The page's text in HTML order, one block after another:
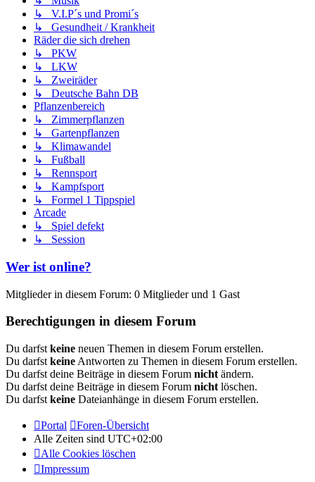
↳ V.I.P´s und Promi´s
↳ Gesundheit / Krankheit
Räder die sich drehen
↳ PKW
↳ LKW
↳ Zweiräder
↳ Deutsche Bahn DB
Pflanzenbereich
↳ Zimmerpflanzen
↳ Gartenpflanzen
↳ Klimawandel
↳ Fußball
↳ Rennsport
↳ Kampfsport
↳ Formel 1 Tippspiel
Arcade
↳ Spiel defekt
↳ Session
Wer ist online?
Mitglieder in diesem Forum: 0 Mitglieder und 1 Gast
Berechtigungen in diesem Forum
Du darfst keine neuen Themen in diesem Forum erstellen.
Du darfst keine Antworten zu Themen in diesem Forum erstellen.
Du darfst deine Beiträge in diesem Forum nicht ändern.
Du darfst deine Beiträge in diesem Forum nicht löschen.
Du darfst keine Dateianhänge in diesem Forum erstellen.
Portal
Foren-Übersicht
Alle Zeiten sind UTC+02:00
Alle Cookies löschen
Impressum